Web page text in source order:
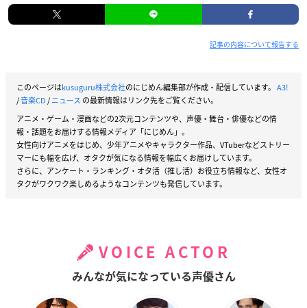
記事の内容について報告する
このページはkusuguru株式会社のにじめん編集部が作成・配信しています。 A3!
/音楽CD/ニュース の最新情報はリンク先をご覧ください。
アニメ・ゲーム・漫画などの2次元コンテンツや、声優・舞台・俳優などの情
報・話題をお届けする情報メディア「にじめん」。
女性向けアニメをはじめ、少年アニメやキャラクター作品、VTuberなどストリー
マーにも幅を広げ、オタクが気になる情報を幅広くお届けしています。
さらに、アンケート・ランキング・オタ活（推し活）お役立ち情報など、女性オ
タクがワクワク楽しめるようなコンテンツも発信しています。
VOICE ACTOR
みんなが気になっている声優さん